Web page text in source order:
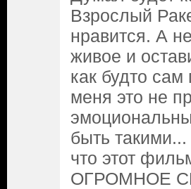
Взрослый
нравится. А
живое и
как будто
меня это не
быть такими...
что этот
ОГРОМНОЕ